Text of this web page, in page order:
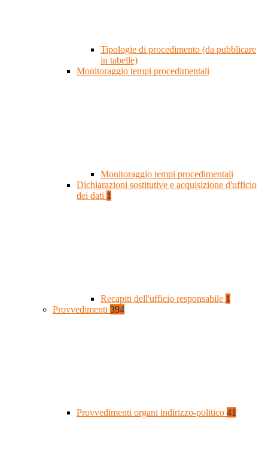
Tipologie di procedimento (da pubblicare
in tabelle)
Monitoraggio tempi procedimentali
Monitoraggio tempi procedimentali
Dichiarazioni sostitutive e acquisizione d'ufficio
dei dati 1
Recapiti dell'ufficio responsabile 1
Provvedimenti 394
Provvedimenti organi indirizzo-politico 41